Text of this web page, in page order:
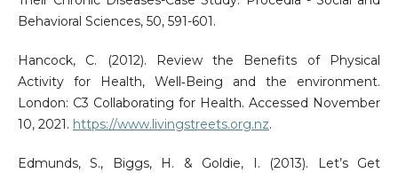
Behavioral Sciences, 50, 591-601.
Hancock, C. (2012). Review the Benefits of Physical
Activity for Health, Well‐Being and the environment.
London: C3 Collaborating for Health. Accessed November
10, 2021. https://www.livingstreets.org.nz.
Edmunds, S., Biggs, H. & Goldie, I. (2013). Let’s Get